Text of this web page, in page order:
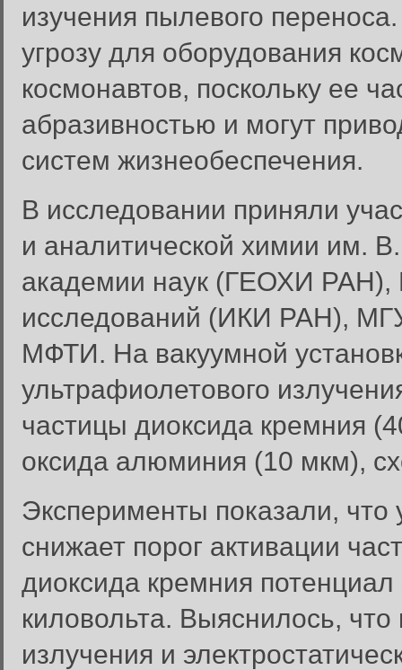
изучения пылевого
угрозу для оборудования
космонавтов, поскольку ее
абразивностью и могут
систем жизнеобеспечения.
В исследовании приняли
и аналитической химии им.
академии наук (ГЕОХИ РАН),
исследований (ИКИ РАН),
МФТИ. На вакуумной
ультрафиолетового
частицы диоксида кремния
оксида алюминия (10 мкм),
Эксперименты показали, что
снижает порог активации
диоксида кремния
киловольта. Выяснилось,
излучения и